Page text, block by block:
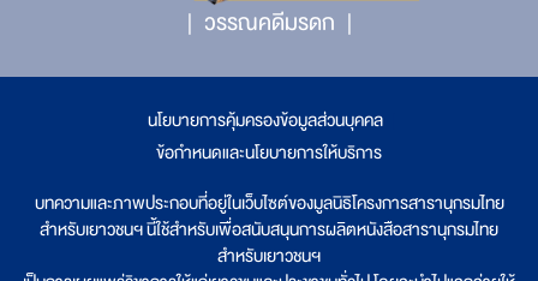
วรรณคดีมรดก
นโยบายการคุ้มครองข้อมูลส่วนบุคคล
ข้อกำหนดและนโยบายการให้บริการ
บทความและภาพประกอบที่อยู่ในเว็บไซต์ของมูลนิธิโครงการสารานุกรมไทย
สำหรับเยาวชนฯ นี้ใช้สำหรับเพื่อสนับสนุนการผลิตหนังสือสารานุกรมไทย
สำหรับเยาวชนฯ